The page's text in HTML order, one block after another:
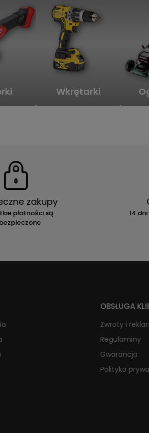
Wkrętarki
zakupy
płatności są
14
OBSŁUGA
Zwroty i
Regulaminy
Gwarancja
Polityka